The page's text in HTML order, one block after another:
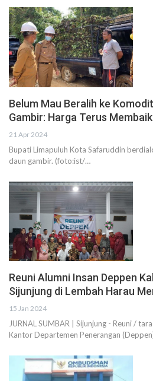
Belum Mau Beralih ke
Gambir: Harga Terus Membaik
21 Apr 2024
Bupati Limapuluh Kota Safaruddin
daun gambir. (foto:ist/…
Reuni Alumni Insan Deppen
Sijunjung di Lembah Harau
15 Jan 2024
JURNAL SUMBAR | Sijunjung - Reuni /
Kantor Departemen Penerangan